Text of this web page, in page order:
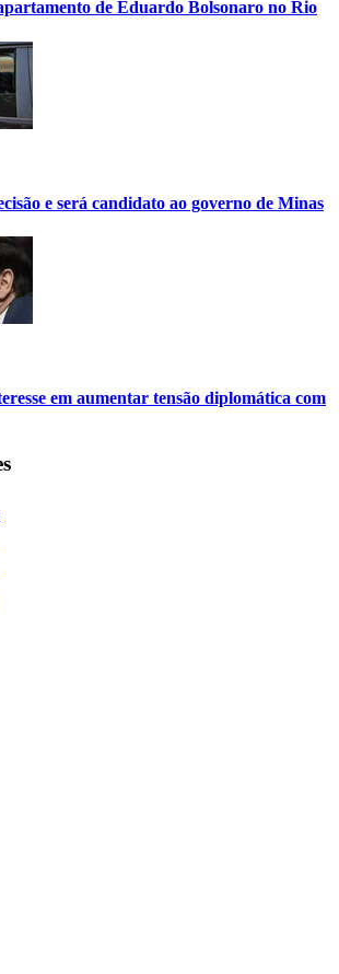
de Eduardo Bolsonaro no Rio
e será candidato ao governo de Minas
em aumentar tensão diplomática com